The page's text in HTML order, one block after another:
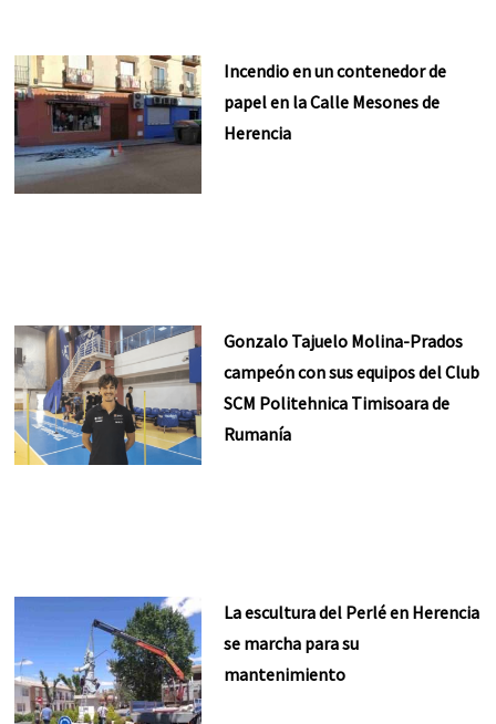
Incendio en un contenedor de
papel en la Calle Mesones de
Herencia
Gonzalo Tajuelo Molina-Prados
campeón con sus equipos del Club
SCM Politehnica Timisoara de
Rumanía
La escultura del Perlé en Herencia
se marcha para su
mantenimiento